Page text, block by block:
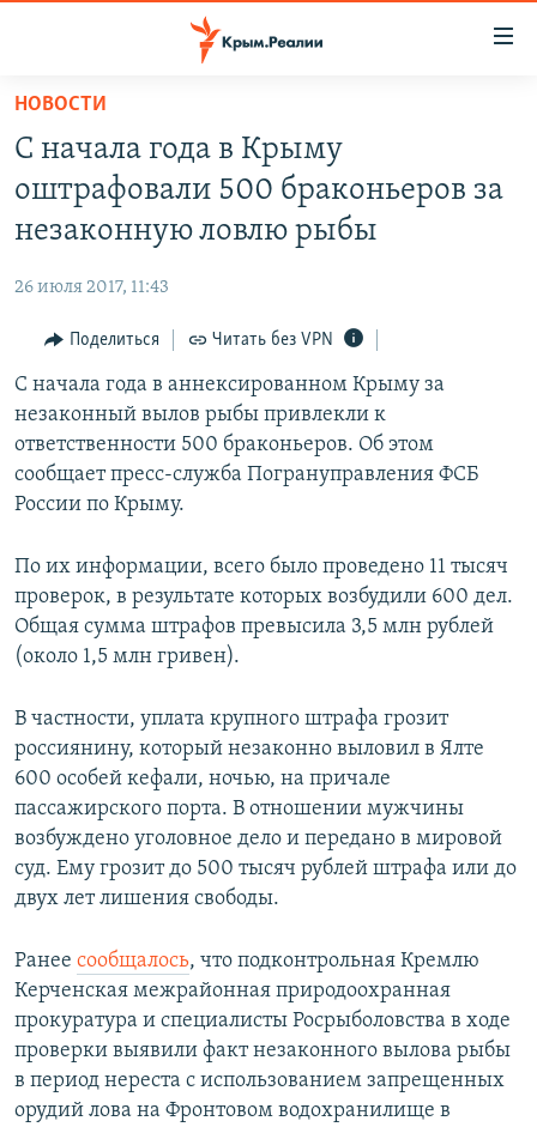
Вернуться
основному
содержанию
Вернутся
главной
Вернутся
поиску
СПЕЦПРОЕКТЫ
11 ЛЕТ ОККУПАЦИИ КРЫМА. 11 ИСТОРИЙ СОПРОТИВЛЕНИЯ
ВОДА
ЕЩЕ
ИНТЕРАКТИВ
ИНФОГРАФИКА
ТЕЛЕПРОЕКТ КРЫМ.РЕАЛИИ
СОВЕТЫ ПРАВОЗАЩИТНИКОВ
ПРОПАВШИЕ БЕЗ ВЕСТИ
ПОБЕДИТЕЛЕЙ НЕ СУДЯТ?
КРЫМ.НЕПОКОРЕННЫЙ
ELIFBE
РАДІО СВОБОДА
КАК ОБОЙТИ БЛОКИРОВКУ
Українською
Qırımtatar
ПРИСОЕДИНЯЙТЕСЬ!
Все сайты RFE/RL
НОВОСТИ
С начала года в Крыму
оштрафовали 500 браконьеров за
незаконную ловлю рыбы
26 июля 2017, 11:43
Поделиться Читать без VPN
С начала года в аннексированном Крыму за
незаконный вылов рыбы привлекли к
ответственности 500 браконьеров. Об этом
сообщает пресс-служба Погрануправления ФСБ
России по Крыму.
По их информации, всего было проведено 11 тысяч
проверок, в результате которых возбудили 600 дел.
Общая сумма штрафов превысила 3,5 млн рублей
(около 1,5 млн гривен).
В частности, уплата крупного штрафа грозит
россиянину, который незаконно выловил в Ялте
600 особей кефали, ночью, на причале
пассажирского порта. В отношении мужчины
возбуждено уголовное дело и передано в мировой
суд. Ему грозит до 500 тысяч рублей штрафа или до
двух лет лишения свободы.
Ранее сообщалось, что подконтрольная Кремлю
Керченская межрайонная природоохранная
прокуратура и специалисты Росрыболовства в ходе
проверки выявили факт незаконного вылова рыбы
в период нереста с использованием запрещенных
орудий лова на Фронтовом водохранилище в